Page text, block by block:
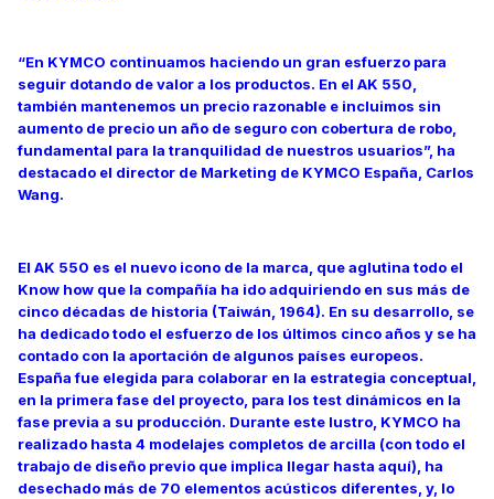
“En KYMCO continuamos haciendo un gran esfuerzo para
seguir dotando de valor a los productos. En el AK 550,
también mantenemos un precio razonable e incluimos sin
aumento de precio un año de seguro con cobertura de robo,
fundamental para la tranquilidad de nuestros usuarios”, ha
destacado el director de Marketing de KYMCO España, Carlos
Wang.
El AK 550 es el nuevo icono de la marca, que aglutina todo el
Know how que la compañía ha ido adquiriendo en sus más de
cinco décadas de historia (Taiwán, 1964). En su desarrollo, se
ha dedicado todo el esfuerzo de los últimos cinco años y se ha
contado con la aportación de algunos países europeos.
España fue elegida para colaborar en la estrategia conceptual,
en la primera fase del proyecto, para los test dinámicos en la
fase previa a su producción. Durante este lustro, KYMCO ha
realizado hasta 4 modelajes completos de arcilla (con todo el
trabajo de diseño previo que implica llegar hasta aquí), ha
desechado más de 70 elementos acústicos diferentes, y, lo